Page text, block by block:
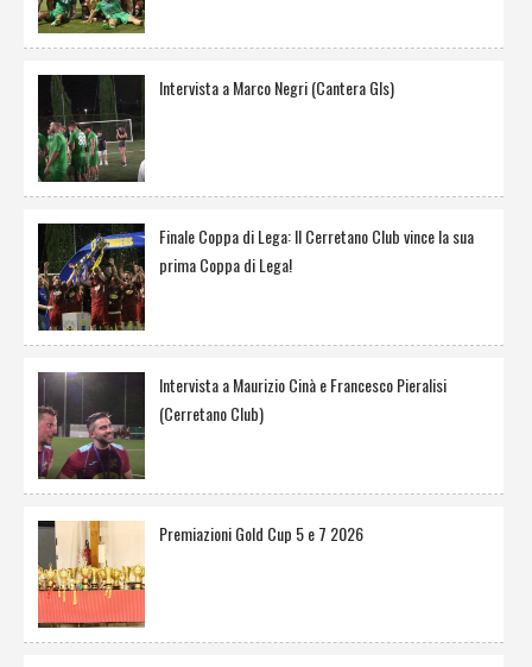
Intervista a Marco Negri (Cantera Gls)
Finale Coppa di Lega: Il Cerretano Club vince la sua
prima Coppa di Lega!
Intervista a Maurizio Cinà e Francesco Pieralisi
(Cerretano Club)
Premiazioni Gold Cup 5 e 7 2026